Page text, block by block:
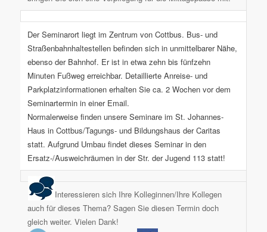
Der Seminarort liegt im Zentrum von Cottbus. Bus- und
Straßenbahnhaltestellen befinden sich in unmittelbarer Nähe,
ebenso der Bahnhof. Er ist in etwa zehn bis fünfzehn
Minuten Fußweg erreichbar. Detaillierte Anreise- und
Parkplatzinformationen erhalten Sie ca. 2 Wochen vor dem
Seminartermin in einer Email.
Normalerweise finden unsere Seminare im St. Johannes-
Haus in Cottbus/Tagungs- und Bildungshaus der Caritas
statt. Aufgrund Umbau findet dieses Seminar in den
Ersatz-/Ausweichräumen in der Str. der Jugend 113 statt!
Interessieren sich Ihre Kolleginnen/Ihre Kollegen
auch für dieses Thema? Sagen Sie diesen Termin doch
gleich weiter. Vielen Dank!